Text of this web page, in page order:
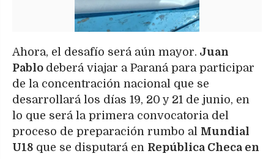
Ahora, el desafío será aún mayor. Juan
Pablo deberá viajar a Paraná para participar
de la concentración nacional que se
desarrollará los días 19, 20 y 21 de junio, en
lo que será la primera convocatoria del
proceso de preparación rumbo al Mundial
U18 que se disputará en República Checa en